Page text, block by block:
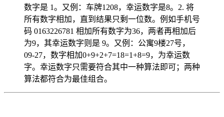
数字是 1。又例：车牌1208，幸运数字是8。2. 将
所有数字相加，直到结果只剩一位数。例如手机号
码 0163226781 相加所有数字为36，两者再相加后
为9，其幸运数字则是 9。又例：公寓9楼27号，
09-27，数字相加0+9+2+7=18=1+8=9，为幸运数
字。幸运数字只需要符合其中一种算法即可；两种
算法都符合为最佳组合。